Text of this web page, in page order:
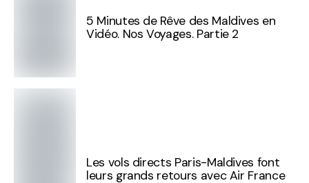
5 Minutes de Rêve des Maldives en
Vidéo. Nos Voyages. Partie 2
Les vols directs Paris-Maldives font
leurs grands retours avec Air France